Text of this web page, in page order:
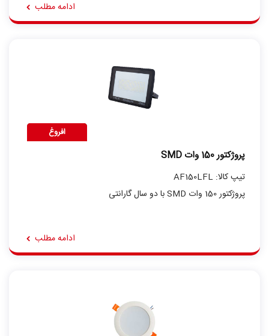
ادامه مطلب
افروغ
پروژکتور 150 وات SMD
تیپ کالا: AF150LFL
پروژکتور 150 وات SMD با دو سال گارانتی
ادامه مطلب